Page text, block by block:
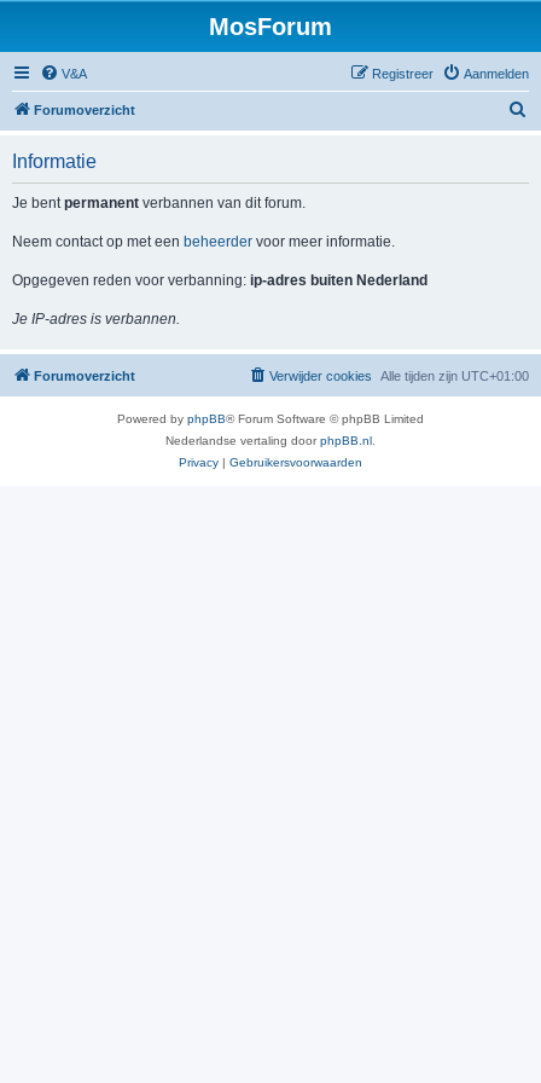
MosForum
V&A Aanmelden
Registreer
Forumoverzicht
Informatie
Je bentpermanent verbannen van dit forum.
Neem contact op met een beheerder voor meer informatie.
Opgegeven reden voor verbanning: ip-adres buiten Nederland
Je IP-adres is verbannen.
Forumoverzicht Alle tijden zijn UTC+01:00
Verwijder cookies
Powered by phpBB® Forum Software © phpBB Limited
Nederlandse vertaling doorphpBB.nl
Privacy | Gebruikersvoorwaarden